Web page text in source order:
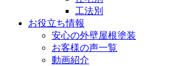
工法別
お役立ち情報
安心の外壁屋根塗装
お客様の声一覧
動画紹介